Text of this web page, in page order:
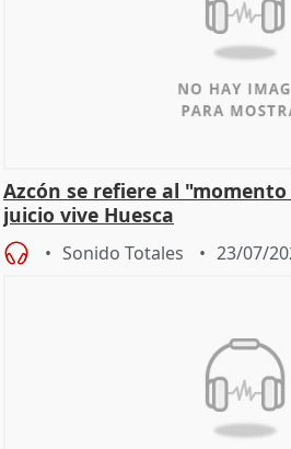
Azcón se refiere al
juicio vive Huesca
Sonido Totales 23/07/